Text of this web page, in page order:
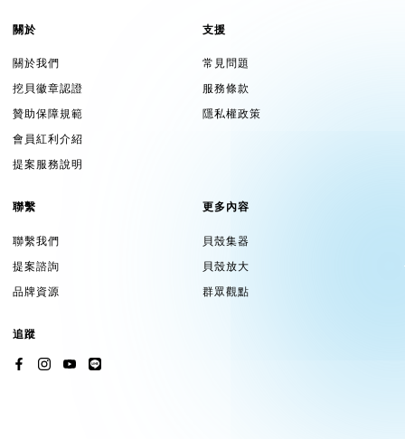
關於
關於我們
挖貝徽章認證
贊助保障規範
會員紅利介紹
提案服務說明
支援
常見問題
服務條款
隱私權政策
聯繫
聯繫我們
提案諮詢
品牌資源
更多內容
貝殼集器
貝殼放大
群眾觀點
追蹤